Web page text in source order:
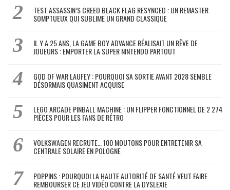
TEST ASSASSIN’S CREED BLACK FLAG RESYNCED : UN REMASTER
SOMPTUEUX QUI SUBLIME UN GRAND CLASSIQUE
IL Y A 25 ANS, LA GAME BOY ADVANCE RÉALISAIT UN RÊVE DE
JOUEURS : EMPORTER LA SUPER NINTENDO PARTOUT
GOD OF WAR LAUFEY : POURQUOI SA SORTIE AVANT 2028 SEMBLE
DÉSORMAIS QUASIMENT ACQUISE
LEGO ARCADE PINBALL MACHINE : UN FLIPPER FONCTIONNEL DE 2 274
PIÈCES POUR LES FANS DE RÉTRO
VOLKSWAGEN RECRUTE… 100 MOUTONS POUR ENTRETENIR SA
CENTRALE SOLAIRE EN POLOGNE
POPPINS : POURQUOI LA HAUTE AUTORITÉ DE SANTÉ VEUT FAIRE
REMBOURSER CE JEU VIDÉO CONTRE LA DYSLEXIE